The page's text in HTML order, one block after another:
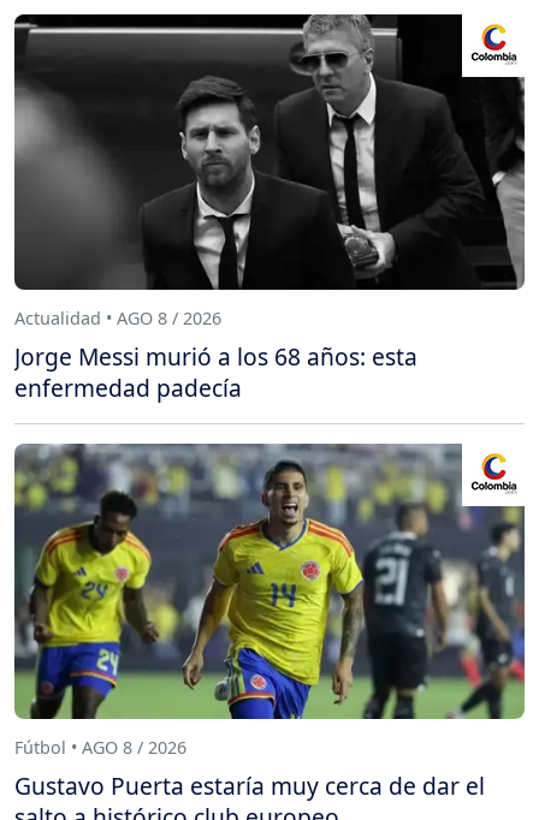
Actualidad • AGO 8 / 2026
Jorge Messi murió a los 68 años: esta
enfermedad padecía
Fútbol • AGO 8 / 2026
Gustavo Puerta estaría muy cerca de dar el